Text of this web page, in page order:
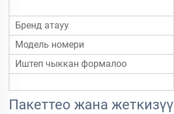
Бренд атауу
Модель номери
Иштеп чыккан формалоо
Пакеттео жана жеткизүү